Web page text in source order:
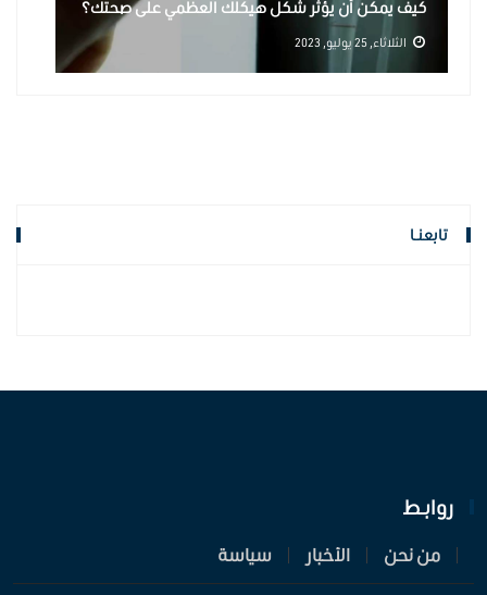
يسرق تعدد أدوات الذكاء الاصطناعي تركيزك؟
تابعنـا
روابـط
من نحن الأخبار سياسة